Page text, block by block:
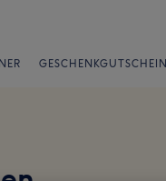
GESCHENKGUTSCHEIN